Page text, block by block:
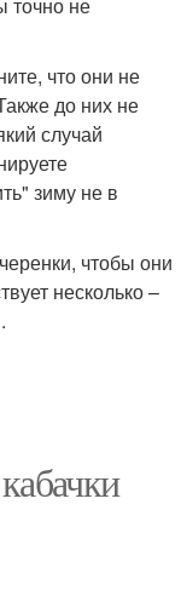
что они не
до них не
случай
зиму не в
чтобы они
несколько –